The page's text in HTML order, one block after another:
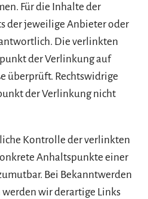
Für die Inhalte der
der jeweilige Anbieter oder
Die verlinkten
der Verlinkung auf
überprüft. Rechtswidrige
der Verlinkung nicht
Kontrolle der verlinkten
Anhaltspunkte einer
Bei Bekanntwerden
wir derartige Links